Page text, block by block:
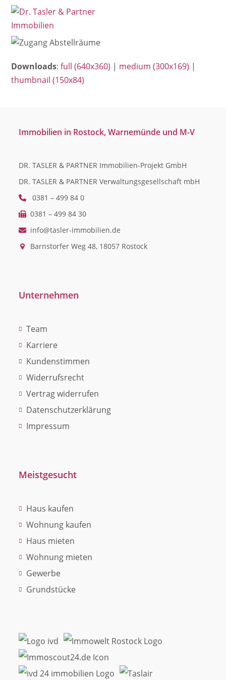
Skip
content
Open
mobile
menu
Close
mobile
menu
Downloads:full (640x360) | medium (300x169) |
thumbnail (150x84)
Immobilien in Rostock, Warnemünde und M-V
DR. TASLER & PARTNER Immobilien-Projekt GmbH
DR. TASLER & PARTNER Verwaltungsgesellschaft mbH
0381 – 499 84 0
0381 – 499 84 30
info@tasler-immobilien.de
Barnstorfer Weg 48, 18057 Rostock
Unternehmen
Team
Karriere
Kundenstimmen
Widerrufsrecht
Vertrag widerrufen
Datenschutzerklärung
Impressum
Meistgesucht
Haus kaufen
Wohnung kaufen
Haus mieten
Wohnung mieten
Gewerbe
Grundstücke